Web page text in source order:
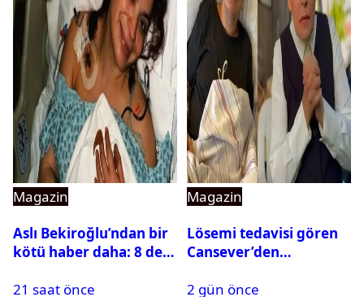
Magazin
Aslı Bekiroğlu’ndan bir
kötü haber daha: 8 defa
21 saat önce
Magazin
Lösemi tedavisi gören
Cansever’den
2 gün önce